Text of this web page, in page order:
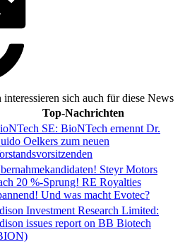
sich auch für diese News
Top-Nachrichten
SE: BioNTech ernennt Dr.
Oelkers zum neuen
Steyr Motors
20 %-Sprung! RE Royalties
Und was macht Evotec?
Investment Research Limited:
issues report on BB Biotech